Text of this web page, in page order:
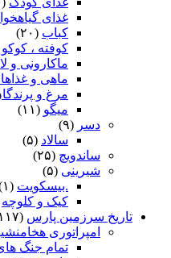
غذای
کباب (۲۰)
کوفته ،
ماکارونی و
ماهی و
مرغ و
میگو (۱۱)
دسر (۹)
سالاد (۵)
ساندویچ (۲۵)
شیرینی (۵)
.بیسکویت (۱)
کیک و کلوچه
تاریخ سرزمین پارس (۱۱۷)
امپراتوری
تمام جنگ